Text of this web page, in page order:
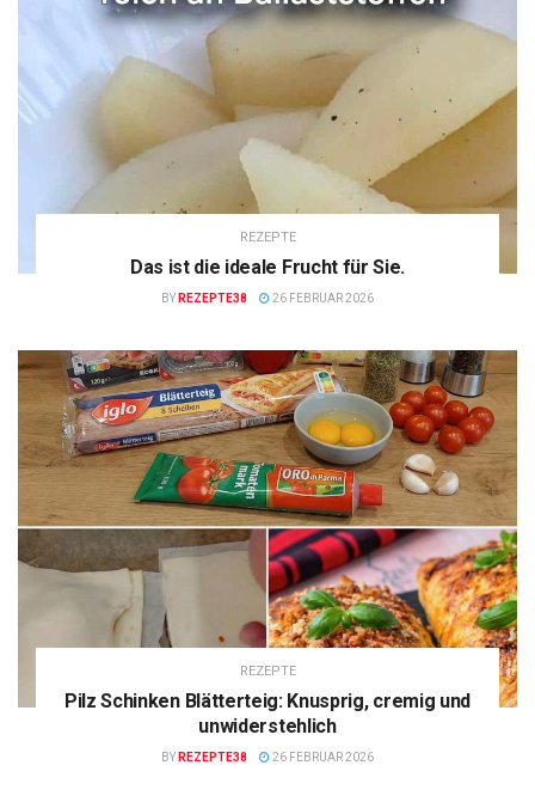
REZEPTE
Das ist die ideale Frucht für Sie.
BY REZEPTE38 26 FEBRUAR 2026
REZEPTE
Pilz Schinken Blätterteig: Knusprig, cremig und
unwiderstehlich
BY REZEPTE38 26 FEBRUAR 2026